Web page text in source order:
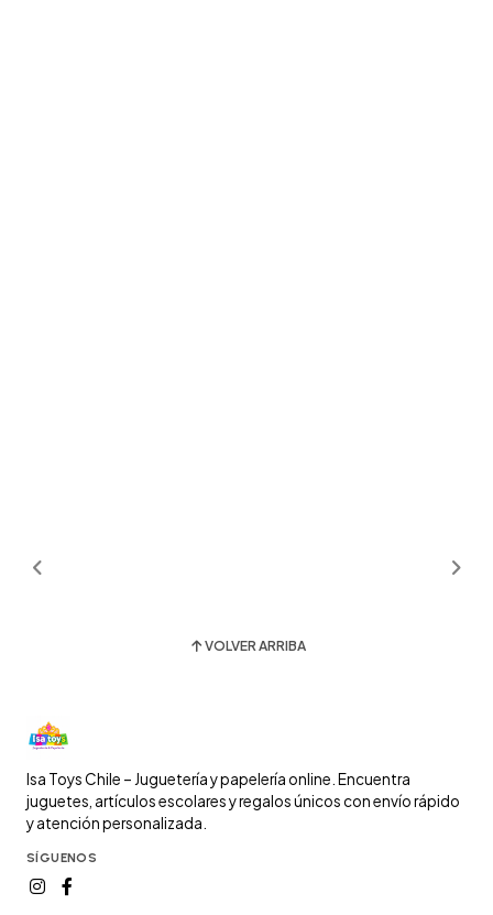
VOLVER ARRIBA
Isa Toys Chile – Juguetería y papelería online. Encuentra
juguetes, artículos escolares y regalos únicos con envío rápido
y atención personalizada.
SÍGUENOS